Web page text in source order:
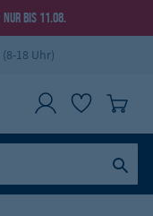
NUR BIS 11.08.
18 Uhr)